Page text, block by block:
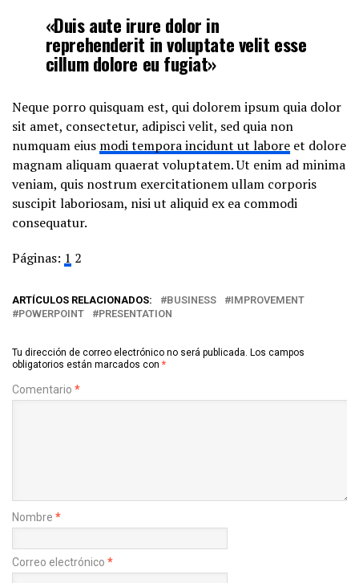
«Duis aute irure dolor in
reprehenderit in voluptate velit esse
cillum dolore eu fugiat»
Neque porro quisquam est, qui dolorem ipsum quia dolor
sit amet, consectetur, adipisci velit, sed quia non
numquam eius modi tempora incidunt ut labore et dolore
magnam aliquam quaerat voluptatem. Ut enim ad minima
veniam, quis nostrum exercitationem ullam corporis
suscipit laboriosam, nisi ut aliquid ex ea commodi
consequatur.
Páginas: 1 2
ARTÍCULOS RELACIONADOS: BUSINESS
IMPROVEMENT
POWERPOINT
PRESENTATION
Tu dirección de correo electrónico no será publicada. Los campos
obligatorios están marcados con *
Comentario *
Nombre *
Correo electrónico *